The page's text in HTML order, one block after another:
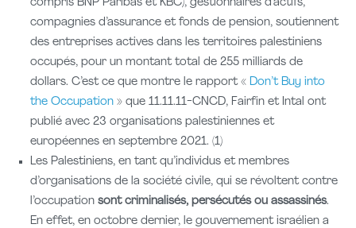
compris BNP Paribas et KBC), gestionnaires d’actifs,
compagnies d’assurance et fonds de pension, soutiennent
des entreprises actives dans les territoires palestiniens
occupés, pour un montant total de 255 milliards de
dollars. C’est ce que montre le rapport « Don’t Buy into
the Occupation » que 11.11.11-CNCD, Fairfin et Intal ont
publié avec 23 organisations palestiniennes et
européennes en septembre 2021. (1)
Les Palestiniens, en tant qu’individus et membres
d’organisations de la société civile, qui se révoltent contre
l’occupationsont criminalisés, persécutés ou assassinés.
En effet, en octobre dernier, le gouvernement israélien a